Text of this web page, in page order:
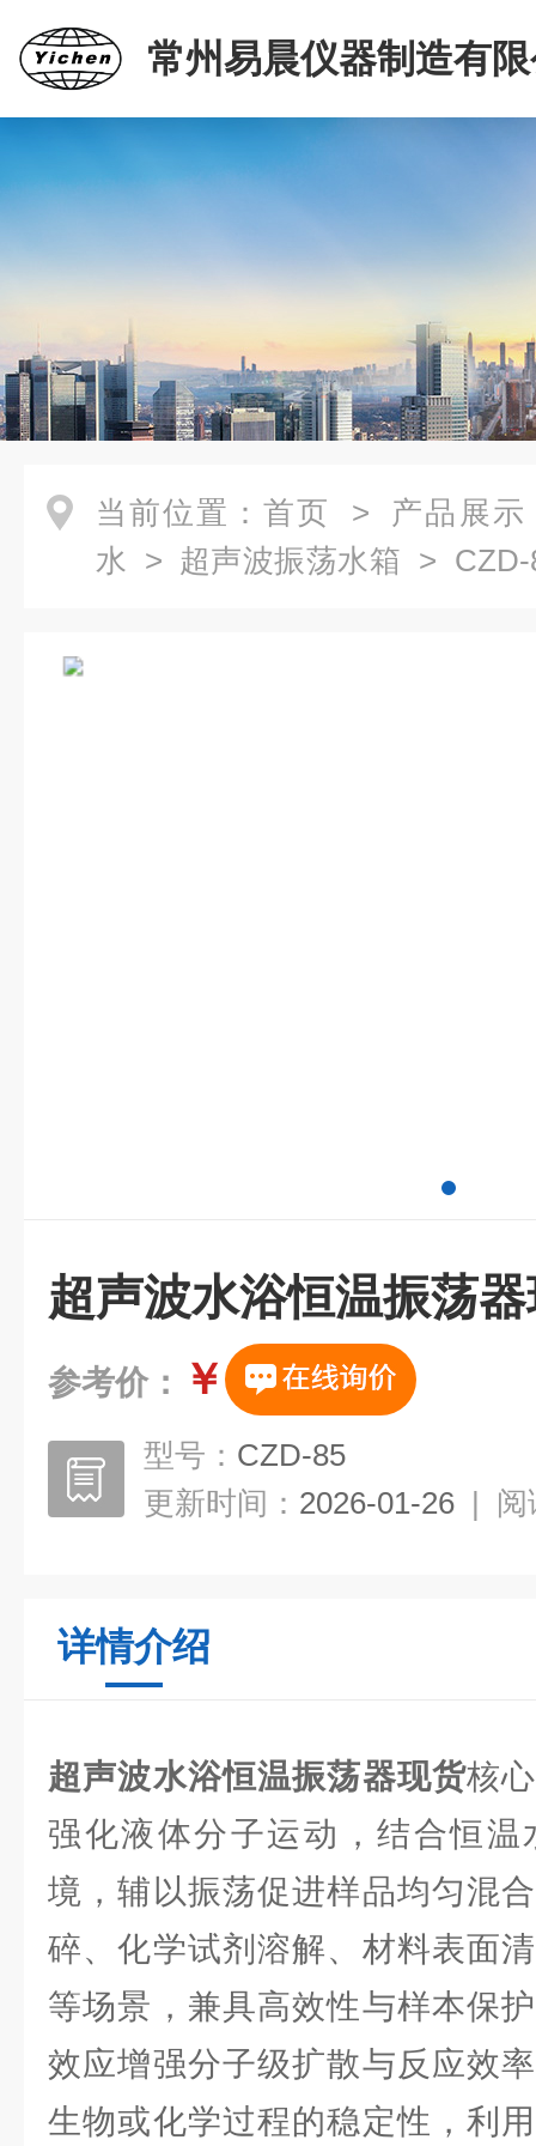
常州易晨仪器制造有
当前位置： 首页 > 产品展示
水 > 超声波振荡水箱 > CZD-
超声波水浴恒温振荡
参考价： ￥
型号： CZD-85
更新时间： 2026-01-26 | 阅
详情介绍
超声波水浴恒温振荡器现货核
强化液体分子运动，结合恒温
境，辅以振荡促进样品均匀混
碎、化学试剂溶解、材料表面
等场景，兼具高效性与样本保
效应增强分子级扩散与反应效
生物或化学过程的稳定性，利